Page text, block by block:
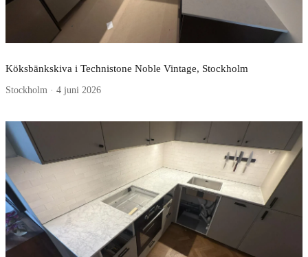
Köksbänkskiva i Technistone Noble Vintage, Stockholm
Stockholm · 4 juni 2026